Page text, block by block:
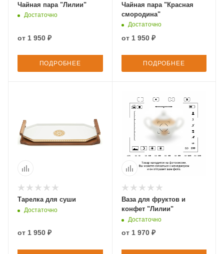
Чайная пара "Лилии"
Достаточно
от 1 950 ₽
ПОДРОБНЕЕ
Чайная пара "Красная
смородина"
Достаточно
от 1 950 ₽
ПОДРОБНЕЕ
Тарелка для суши
Достаточно
от 1 950 ₽
Ваза для фруктов и
конфет "Лилии"
Достаточно
от 1 970 ₽